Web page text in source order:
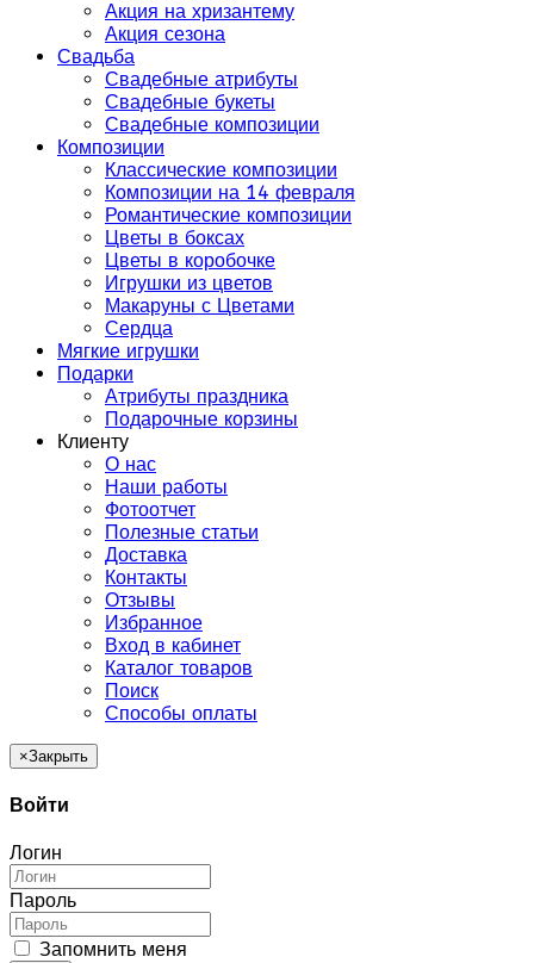
Акция на хризантему
Акция сезона
Свадьба
Свадебные атрибуты
Свадебные букеты
Свадебные композиции
Композиции
Классические композиции
Композиции на 14 февраля
Романтические композиции
Цветы в боксах
Цветы в коробочке
Игрушки из цветов
Макаруны с Цветами
Сердца
Мягкие игрушки
Подарки
Атрибуты праздника
Подарочные корзины
Клиенту
О нас
Наши работы
Фотоотчет
Полезные статьи
Доставка
Контакты
Отзывы
Избранное
Вход в кабинет
Каталог товаров
Поиск
Способы оплаты
×Закрыть
Войти
Логин
Пароль
Запомнить меня